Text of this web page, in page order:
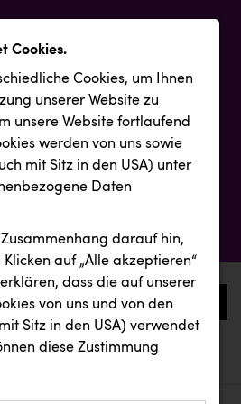
0
Cookies.
Cookies, um Ihnen
unserer Website zu
unsere Website fortlaufend
werden von uns sowie
mit Sitz in den USA) unter
Daten
darauf hin,
auf „Alle akzeptieren“
dass die auf unserer
von uns und von den
Sitz in den USA) verwendet
diese Zustimmung